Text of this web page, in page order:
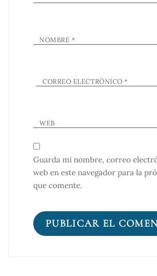
NOMBRE *
CORREO ELECTRÓNICO*
WEB
Guarda mi nombre, correo
web en este navegador para la
que comente.